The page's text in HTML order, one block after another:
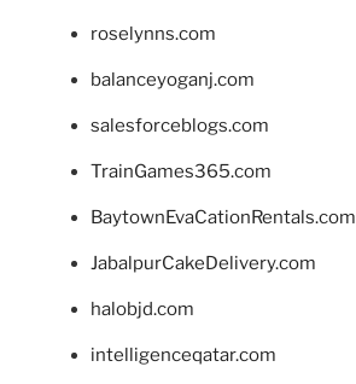
roselynns.com
balanceyoganj.com
salesforceblogs.com
TrainGames365.com
BaytownEvaCationRentals.com
JabalpurCakeDelivery.com
halobjd.com
intelligenceqatar.com